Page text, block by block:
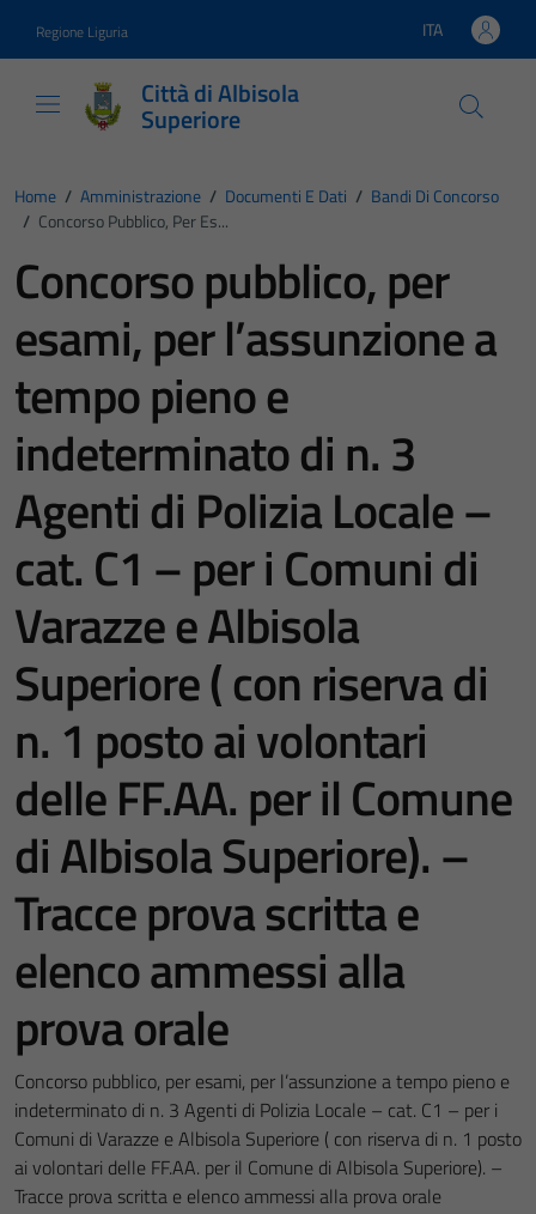
Regione Liguria Lingua attiva:
ITA
Città di Albisola
Superiore
Home / Amministrazione / Documenti E Dati / Bandi Di Concorso
/ Concorso Pubblico, Per Es...
Concorso pubblico, per
esami, per l’assunzione a
tempo pieno e
indeterminato di n. 3
Agenti di Polizia Locale –
cat. C1 – per i Comuni di
Varazze e Albisola
Superiore ( con riserva di
n. 1 posto ai volontari
delle FF.AA. per il Comune
di Albisola Superiore). –
Tracce prova scritta e
elenco ammessi alla
prova orale
Concorso pubblico, per esami, per l’assunzione a tempo pieno e
indeterminato di n. 3 Agenti di Polizia Locale – cat. C1 – per i
Comuni di Varazze e Albisola Superiore ( con riserva di n. 1 posto
ai volontari delle FF.AA. per il Comune di Albisola Superiore). –
Tracce prova scritta e elenco ammessi alla prova orale